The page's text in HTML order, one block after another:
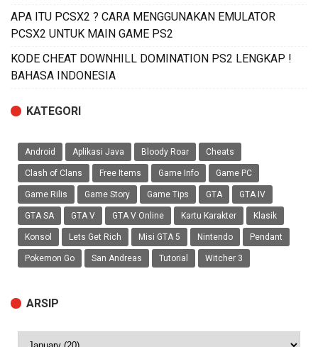
APA ITU PCSX2 ? CARA MENGGUNAKAN EMULATOR
PCSX2 UNTUK MAIN GAME PS2
KODE CHEAT DOWNHILL DOMINATION PS2 LENGKAP !
BAHASA INDONESIA
KATEGORI
Android Aplikasi Java Bloody Roar Cheats
Clash of Clans Free Items Game Info Game PC
Game Rilis Game Story Game Tips GTA GTA IV
GTA SA GTA V GTA V Online Kartu Karakter Klasik
Konsol Lets Get Rich Misi GTA 5 Nintendo Pendant
Pokemon Go San Andreas Tutorial Witcher 3
ARSIP